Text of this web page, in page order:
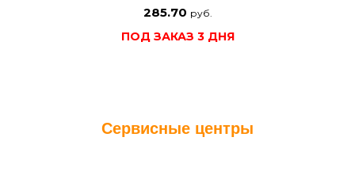
285.70 руб.
ПОД ЗАКАЗ 3 ДНЯ
Сервисные центры